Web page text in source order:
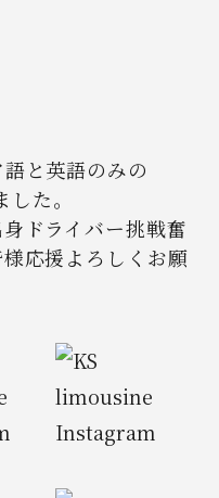
と英語のみの
た。
ドライバー挑戦奮
様応援よろしくお願